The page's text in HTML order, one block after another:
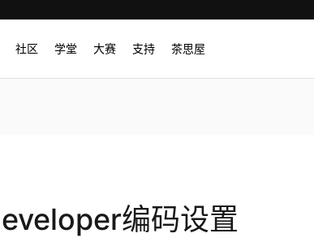
社区 学堂 大赛 支持 茶思屋
编码设置